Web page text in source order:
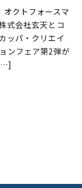
オクトフォースマ
式会社玄天とコ
ッパ・クリエイ
ンフェア第2弾が